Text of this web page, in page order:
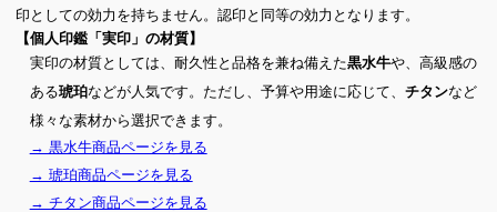
印としての効力を持ちません。認印と同等の効力となります。
【個人印鑑「実印」の材質】
実印の材質としては、耐久性と品格を兼ね備えた黒水牛や、高級感の
ある琥珀などが人気です。ただし、予算や用途に応じて、 チタンなど
様々な素材から選択できます。
→ 黒水牛商品ページを見る
→ 琥珀商品ページを見る
→ チタン商品ページを見る